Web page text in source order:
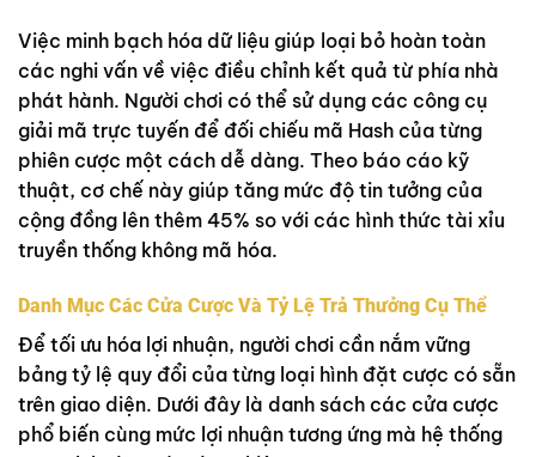
Việc minh bạch hóa dữ liệu giúp loại bỏ hoàn toàn
các nghi vấn về việc điều chỉnh kết quả từ phía nhà
phát hành. Người chơi có thể sử dụng các công cụ
giải mã trực tuyến để đối chiếu mã Hash của từng
phiên cược một cách dễ dàng. Theo báo cáo kỹ
thuật, cơ chế này giúp tăng mức độ tin tưởng của
cộng đồng lên thêm 45% so với các hình thức tài xỉu
truyền thống không mã hóa.
Danh Mục Các Cửa Cược Và Tỷ Lệ Trả Thưởng Cụ Thể
Để tối ưu hóa lợi nhuận, người chơi cần nắm vững
bảng tỷ lệ quy đổi của từng loại hình đặt cược có sẵn
trên giao diện. Dưới đây là danh sách các cửa cược
phổ biến cùng mức lợi nhuận tương ứng mà hệ thống